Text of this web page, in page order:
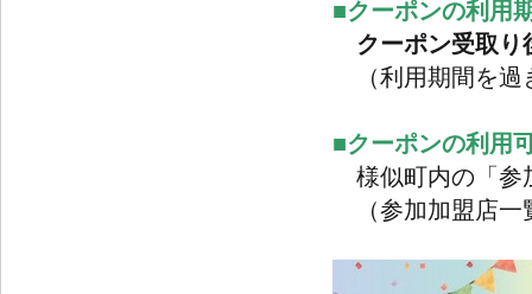
■クーポンの利用
クーポン受取り
（利用期間を過
■クーポンの利用
様似町内の「参
（参加加盟店一